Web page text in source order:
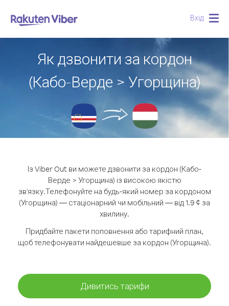
Вхід
Як дзвонити за кордон
(Кабо-Верде > Угорщина)
Із Viber Out ви можете дзвонити за кордон (Кабо-
Верде > Угорщина) із високою якістю
зв'язку.Телефонуйте на будь-який номер за кордоном
(Угорщина) — стаціонарний чи мобільний — від 1.9 ¢ за
хвилину.
Придбайте пакети поповнення або тарифний план,
щоб телефонувати найдешевше за кордон (Угорщина).
Дивитись тарифи